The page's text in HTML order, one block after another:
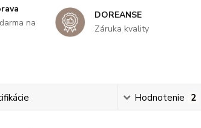
na
DOREANSE
Záruka kvality
Hodnotenie 2